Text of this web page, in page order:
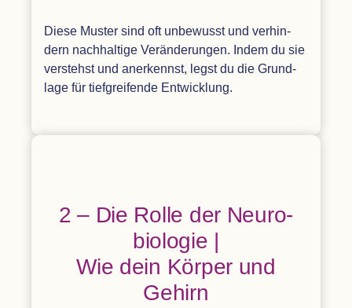
Diese Mus­ter sind oft unbe­wusst und ver­hin­
dern nach­hal­tige Ver­än­de­run­gen. Indem du sie
ver­stehst und aner­kennst, legst du die Grund­
lage für tief­grei­fende Entwicklung.
2 – Die Rolle der Neu­ro­
bio­lo­gie |
Wie dein Kör­per und
Gehirn